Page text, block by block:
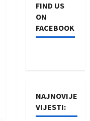
FIND US
ON
FACEBOOK
NAJNOVIJE
VIJESTI: